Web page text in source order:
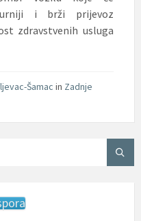
i brži prijevoz
zdravstvenih usluga
Šamac in Zadnje